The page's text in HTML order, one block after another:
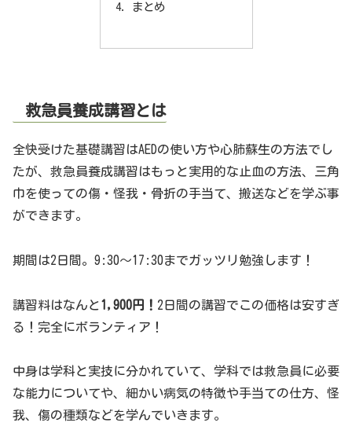
まとめ
救急員養成講習とは
全快受けた基礎講習はAEDの使い方や心肺蘇生の方法でし
たが、救急員養成講習はもっと実用的な止血の方法、三角
巾を使っての傷・怪我・骨折の手当て、搬送などを学ぶ事
ができます。
期間は2日間。9:30～17:30までガッツリ勉強します！
講習料はなんと1,900円！ 2日間の講習でこの価格は安すぎ
る！完全にボランティア！
中身は学科と実技に分かれていて、学科では救急員に必要
な能力についてや、細かい病気の特徴や手当ての仕方、怪
我、傷の種類などを学んでいきます。